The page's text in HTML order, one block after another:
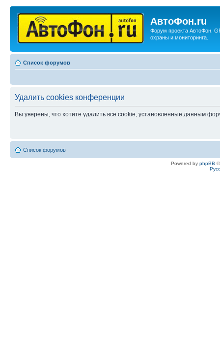
АвтоФон.ru
Форум проекта АвтоФон.
охраны и мониторинга.
Список форумов
Удалить cookies конференции
Вы уверены, что хотите удалить все cookie, установленные данным
Список форумов
Powered by phpBB